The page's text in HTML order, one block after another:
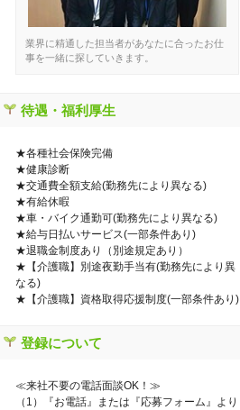
業界に精通した担当者があなたに合ったお仕
事を一緒に探していきます。
待遇・福利厚生
★各種社会保険完備
★健康診断
★交通費全額支給(勤務先により異なる)
★有給休暇
★車・バイク通勤可(勤務先により異なる)
★給与日払いサービス(一部条件あり)
★退職金制度あり（別途規定あり）
★【介護職】別途夜勤手当有(勤務先により異
なる)
★【介護職】資格取得応援制度(一部条件あり)
登録について
≪来社不要の電話面談OK！≫
（1）『お電話』または『応募フォーム』より